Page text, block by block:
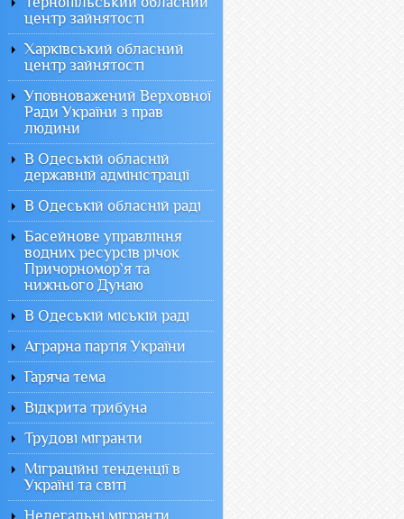
центр зайнятості
Харківський обласний
центр зайнятості
Уповноважений Верховної
Ради України з прав
людини
В Одеській обласній
державній адміністрації
В Одеській обласній раді
Басейнове управління
водних ресурсів річок
Причорномор`я та
нижнього Дунаю
В Одеській міській раді
Аграрна партія України
Гаряча тема
Відкрита трибуна
Трудові мігранти
Міграційні тенденції в
Україні та світі